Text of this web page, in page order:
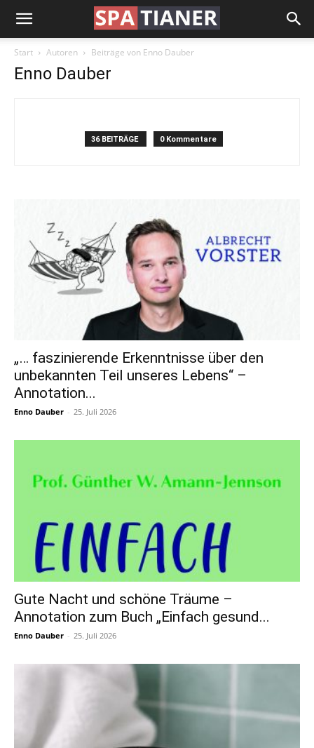
Start Autoren Beiträge von Enno Dauber
Enno Dauber
36 BEITRÄGE 0 Kommentare
„… faszinierende Erkenntnisse über den
unbekannten Teil unseres Lebens“ –
Annotation...
Enno Dauber - 25. Juli 2026
Gute Nacht und schöne Träume –
Annotation zum Buch „Einfach gesund...
Enno Dauber - 25. Juli 2026